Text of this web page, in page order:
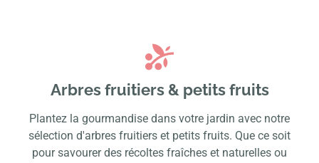
Arbres fruitiers & petits fruits
Plantez la gourmandise dans votre jardin avec notre
sélection d'arbres fruitiers et petits fruits. Que ce soit
pour savourer des récoltes fraîches et naturelles ou